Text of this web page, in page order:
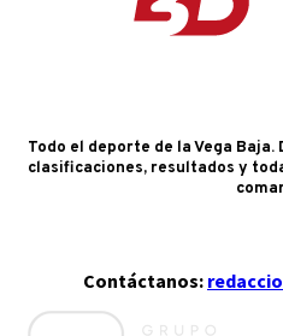
Todo el deporte de la Vega
clasificaciones, resultados y
Contáctanos: